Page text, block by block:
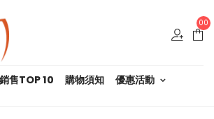
00
銷售TOP 10 購物須知 優惠活動